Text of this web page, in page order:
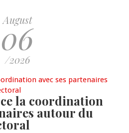
August
06
/2026
la coordination
autour du